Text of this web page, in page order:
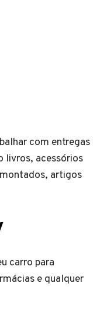
com entregas
livros, acessórios
artigos
carro para
e qualquer